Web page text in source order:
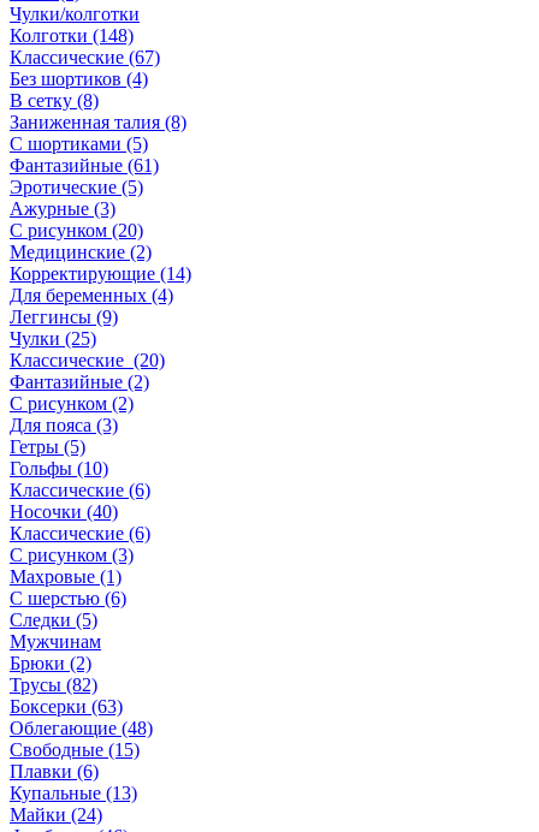
Чулки/колготки
Колготки (148)
Классические (67)
Без шортиков (4)
В сетку (8)
Заниженная талия (8)
C шортиками (5)
Фантазийные (61)
Эротические (5)
Ажурные (3)
С рисунком (20)
Медицинские (2)
Корректирующие (14)
Для беременных (4)
Леггинсы (9)
Чулки (25)
Классические (20)
Фантазийные (2)
С рисунком (2)
Для пояса (3)
Гетры (5)
Гольфы (10)
Классические (6)
Носочки (40)
Классические (6)
С рисунком (3)
Махровые (1)
С шерстью (6)
Следки (5)
Мужчинам
Брюки (2)
Трусы (82)
Боксерки (63)
Облегающие (48)
Свободные (15)
Плавки (6)
Купальные (13)
Майки (24)